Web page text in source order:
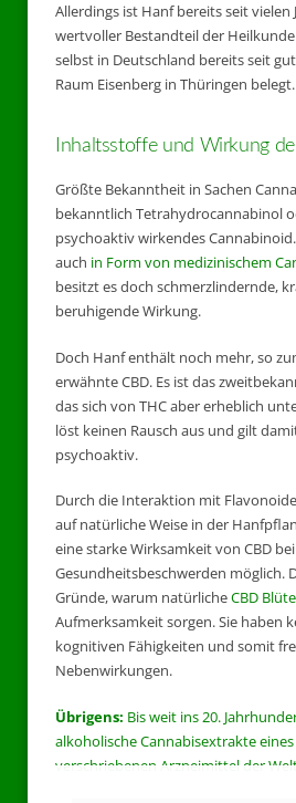
Allerdings ist Hanf bereits seit vielen
wertvoller Bestandteil der
selbst in Deutschland bereits seit gut
Raum Eisenberg in Thüringen belegt.
Inhaltsstoffe und Wirkung
Größte Bekanntheit in Sachen
bekanntlich Tetrahydrocannabinol
psychoaktiv wirkendes
auch in Form von medizinischem
besitzt es doch schmerzlindernde,
beruhigende Wirkung.
Doch Hanf enthält noch mehr, so
erwähnte CBD. Es ist das
das sich von THC aber erheblich
löst keinen Rausch aus und gilt
psychoaktiv.
Durch die Interaktion mit
auf natürliche Weise in der
eine starke Wirksamkeit von CBD bei
Gesundheitsbeschwerden möglich.
Gründe, warum natürlicheCBD
Aufmerksamkeit sorgen. Sie haben
kognitiven Fähigkeiten und somit
Nebenwirkungen.
Übrigens: Bis weit ins 20.
alkoholische Cannabisextrakte
verschriebenen Arzneimittel der